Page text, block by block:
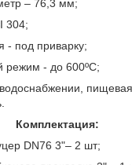
– 76,3 мм;
304;
- под приварку;
режим - до 600ºС;
пищевая
Комплектация:
DN76 3"– 2 шт;